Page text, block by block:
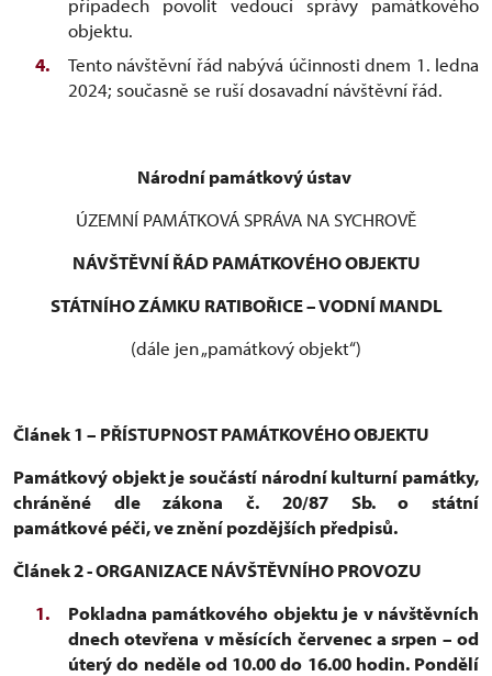
případech povolit vedoucí správy památkového
objektu.
Tento návštěvní řád nabývá účinnosti dnem 1. ledna
2024; současně se ruší dosavadní návštěvní řád.
Národní památkový ústav
ÚZEMNÍ PAMÁTKOVÁ SPRÁVA NA SYCHROVĚ
NÁVŠTĚVNÍ ŘÁD PAMÁTKOVÉHO OBJEKTU
STÁTNÍHO ZÁMKU RATIBOŘICE – VODNÍ MANDL
(dále jen „památkový objekt“)
Článek 1 – PŘÍSTUPNOST PAMÁTKOVÉHO OBJEKTU
Památkový objekt je součástí národní kulturní památky,
chráněné dle zákona č. 20/87 Sb. o státní
památkové péči, ve znění pozdějších předpisů.
Článek 2 - ORGANIZACE NÁVŠTĚVNÍHO PROVOZU
Pokladna památkového objektu je v návštěvních
dnech otevřena v měsících červenec a srpen – od
úterý do neděle od 10.00 do 16.00 hodin. Pondělí